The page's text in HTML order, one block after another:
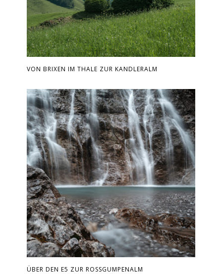
VON BRIXEN IM THALE ZUR KANDLERALM
ÜBER DEN E5 ZUR ROSSGUMPENALM